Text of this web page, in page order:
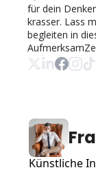
für dein
krasser. Lass
begleiten in
Künstliche